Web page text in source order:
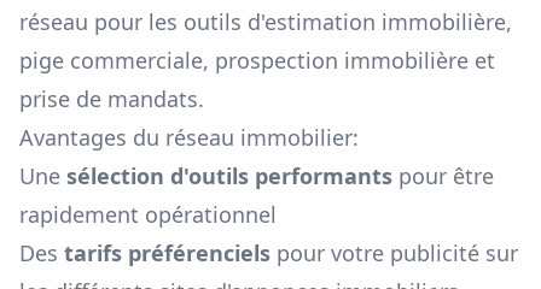
réseau pour les outils d'estimation immobilière,
pige commerciale, prospection immobilière et
prise de mandats.
Avantages du réseau immobilier:
Une sélection d'outils performants pour être
rapidement opérationnel
Des tarifs préférenciels pour votre publicité sur